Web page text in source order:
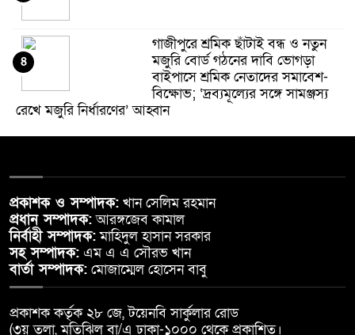
গাজীপুরে শ্রমিক ছাঁটাই বন্ধ ও নতুন
মজুরি বোর্ড গঠনের দাবি ভোগড়া
বাইপাসে শ্রমিক নেতাদের সমাবেশ-
বিক্ষোভ; ‘দ্রব্যমূল্যের সঙ্গে সামঞ্জস্য
রেখে মজুরি নির্ধারণের’ আহ্বান
৪
লালমোহন উপজেলা মডেল মসজিদের
সাবেক খাদেম সুমনের স্ত্রীর ইন্তেকাল।
৬
তুহিন হত্যার প্রথম বার্ষিকীতে
গাজীপুরে মানববন্ধন: দ্রুত বিচার ও
সাংবাদিকদের নিরাপত্তা নিশ্চিতের দাবি
প্রকাশক ও সম্পাদক: খান সেলিম রহমান
প্রধান সম্পাদক:আরঙ্গজেব কামাল
নির্বাহী সম্পাদক:মাহিদুল হাসান সরকার
সহ সম্পাদক: এম এ এ সৌরভ খান
বার্তা সম্পাদক: মোজাম্মেল হোসেন বাবু
প্রকাশক কর্তৃক ২৮ জে, টয়েনবি সার্কুলার রোড
(৩য় তলা, মতিঝিল বা/এ ঢাকা-১০০০ থেকে প্রকাশিত।